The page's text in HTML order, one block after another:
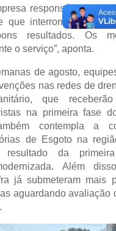
responsável, tudo
que interrompa as
resultados. Os
o serviço”, aponta.
de agosto,
nas redes de
que
na primeira fase
contempla a
de Esgoto na
resultado da
Além
já submeteram mais
aguardando avaliação